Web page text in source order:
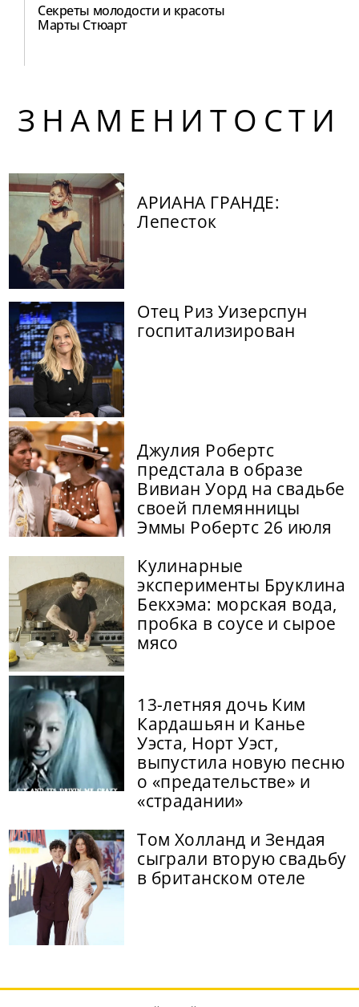
Секреты молодости и красоты
Марты Стюарт
ЗНАМЕНИТОСТИ
АРИАНА ГРАНДЕ:
Лепесток
Отец Риз Уизерспун
госпитализирован
Джулия Робертс
предстала в образе
Вивиан Уорд на свадьбе
своей племянницы
Эммы Робертс 26 июля
Кулинарные
эксперименты Бруклина
Бекхэма: морская вода,
пробка в соусе и сырое
мясо
13-летняя дочь Ким
Кардашьян и Канье
Уэста, Норт Уэст,
выпустила новую песню
о «предательстве» и
«страдании»
Том Холланд и Зендая
сыграли вторую свадьбу
в британском отеле